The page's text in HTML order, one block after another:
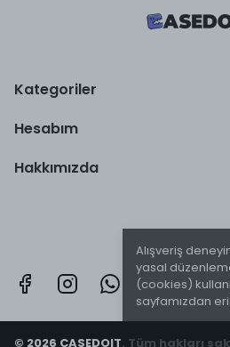
Alışveriş
yasal
(cookies)
sayfamızdan
Kategoriler
Hesabım
Hakkımızda
© 2026 CASEDOIT. Tüm hakları